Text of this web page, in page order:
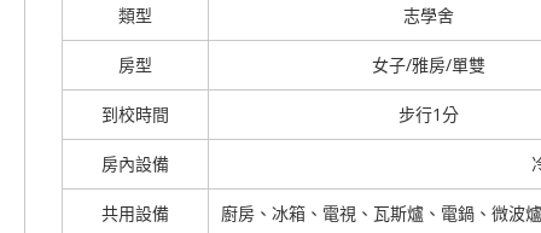
類型 志學舍
房型 女子/雅房/單雙
到校時間 步行1分
房內設備
共用設備 廚房、冰箱、電視、瓦斯爐、電鍋、微波